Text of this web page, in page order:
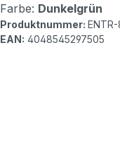
Farbe: Dunkelgrün
Produktnummer: ENTR-
EAN: 4048545297505